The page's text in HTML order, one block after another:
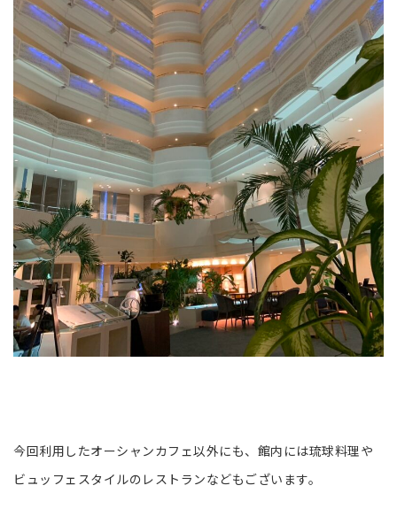
今回利用したオーシャンカフェ以外にも、館内には琉球料理や
ビュッフェスタイルのレストランなどもございます。